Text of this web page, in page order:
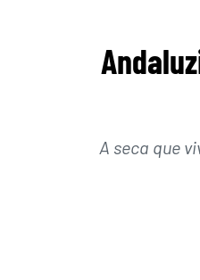
A seca que